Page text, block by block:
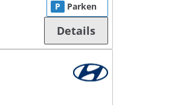
P Parken
Details